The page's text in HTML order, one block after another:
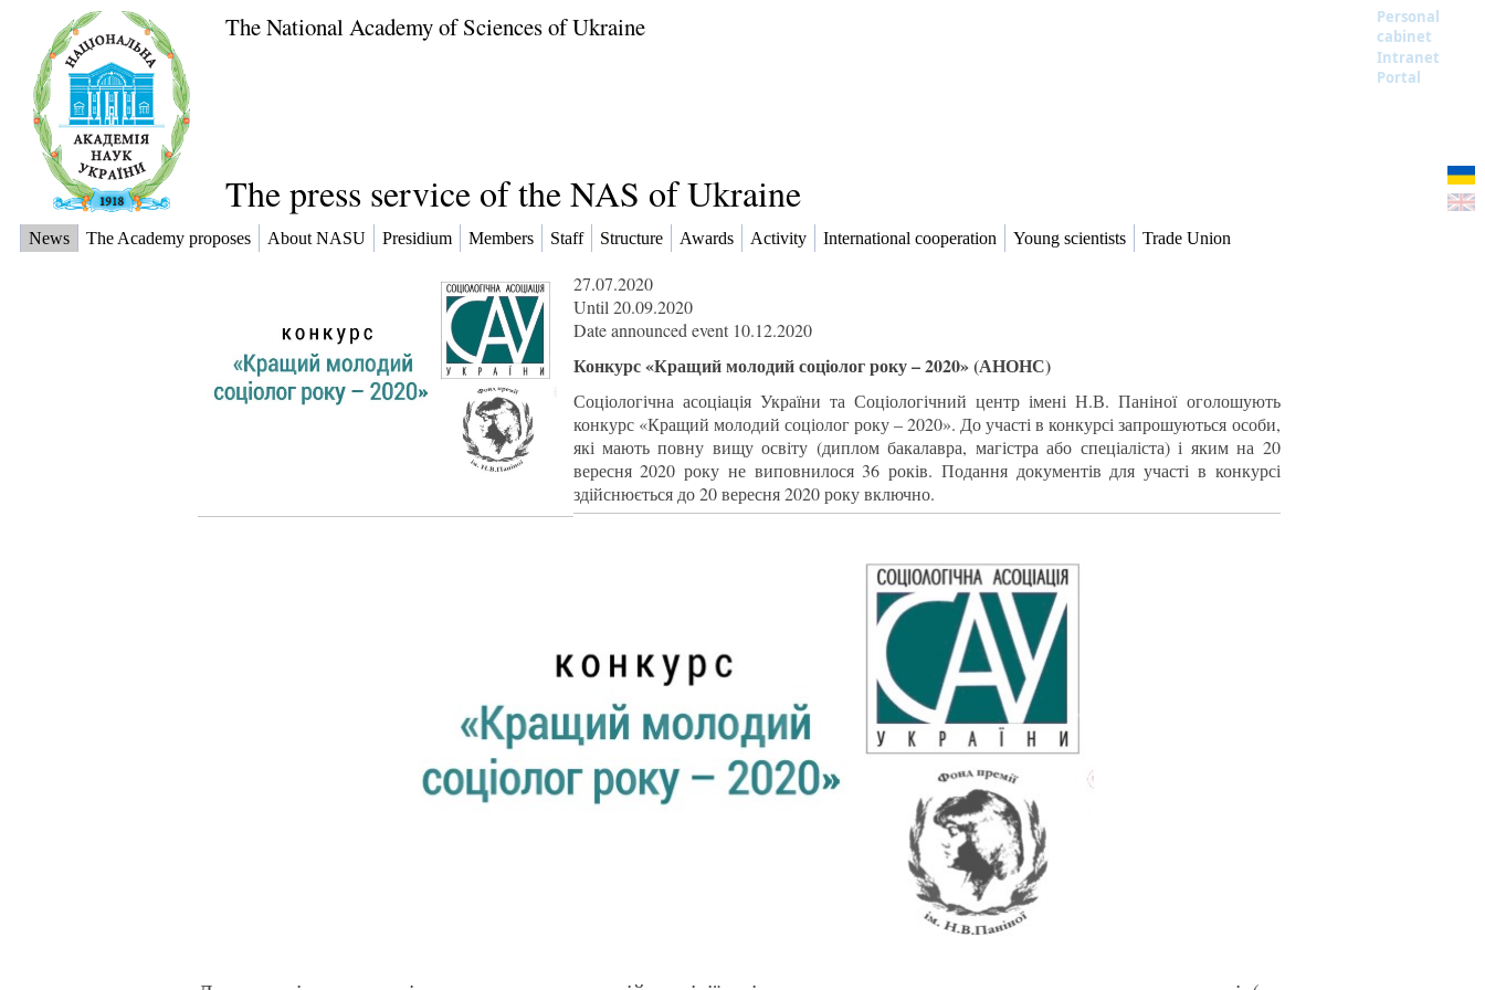
The National Academy of Sciences of Ukraine
Personal
cabinet
Intranet
Portal
The press service of the NAS of Ukraine
News The Academy proposes About NASU Presidium Members Staff Structure Awards Activity International cooperation Young scientists Trade Union
27.07.2020
Until 20.09.2020
Date announced event 10.12.2020
Конкурс «Кращий молодий соціолог року – 2020» (АНОНС)
Соціологічна асоціація України та Соціологічний центр імені Н.В. Паніної оголошують
конкурс «Кращий молодий соціолог року – 2020». До участі в конкурсі запрошуються особи,
які мають повну вищу освіту (диплом бакалавра, магістра або спеціаліста) і яким на 20
вересня 2020 року не виповнилося 36 років. Подання документів для участі в конкурсі
здійснюється до 20 вересня 2020 року включно.